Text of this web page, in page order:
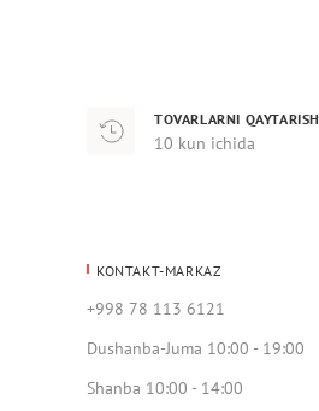
TOVARLARNI QAYTARISH
10 kun ichida
KONTAKT-MARKAZ
+998 78 113 6121
Dushanba-Juma 10:00 - 19:00
Shanba 10:00 - 14:00